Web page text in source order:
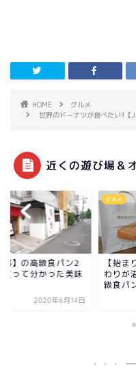
HOME
グルメ
世界のドーナツが食べたい!!【
近くの遊び場＆
都】の高級食パン2
買って分かった美味
2020年6月14日
グルメ
【始
わりが
級食パ